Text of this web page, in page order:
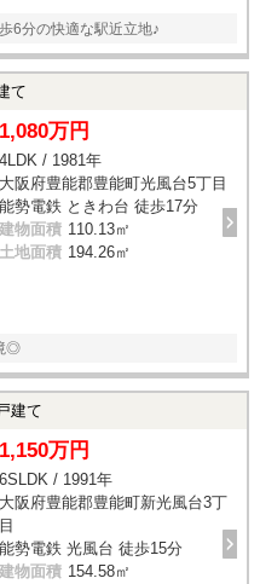
6分の快適な駅近立地♪
て
1,080万円
4LDK / 1981年
大阪府豊能郡豊能町光風台5丁目
能勢電鉄 ときわ台 徒歩17分
建物面積 110.13㎡
土地面積 194.26㎡
◎
建て
1,150万円
6SLDK / 1991年
大阪府豊能郡豊能町新光風台3丁
目
能勢電鉄 光風台 徒歩15分
建物面積 154.58㎡